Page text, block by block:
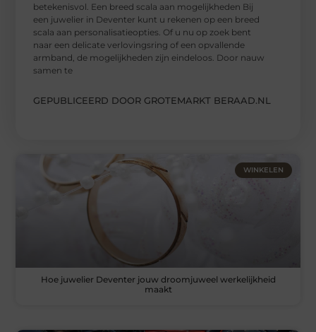
betekenisvol. Een breed scala aan mogelijkheden Bij
een juwelier in Deventer kunt u rekenen op een breed
scala aan personalisatieopties. Of u nu op zoek bent
naar een delicate verlovingsring of een opvallende
armband, de mogelijkheden zijn eindeloos. Door nauw
samen te
GEPUBLICEERD DOOR GROTEMARKT BERAAD.NL
WINKELEN
Hoe juwelier Deventer jouw droomjuweel werkelijkheid
maakt